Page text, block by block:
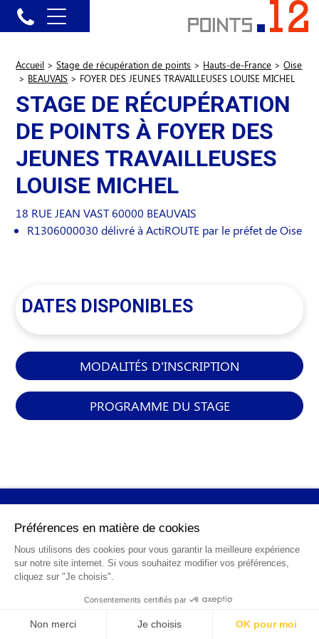
Accueil > Stage de récupération de points > Hauts-de-France > Oise
> BEAUVAIS > FOYER DES JEUNES TRAVAILLEUSES LOUISE MICHEL
STAGE DE RÉCUPÉRATION
DE POINTS À FOYER DES
JEUNES TRAVAILLEUSES
LOUISE MICHEL
18 RUE JEAN VAST60000 BEAUVAIS
R1306000030 délivré à ActiROUTE par le préfet de Oise
DATES DISPONIBLES
MODALITÉS D'INSCRIPTION
PROGRAMME DU STAGE
GÉNÉRALES
Qui sommes-nous ?
FAQ
Mentions légales
Contact
info@points12.fr